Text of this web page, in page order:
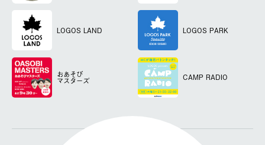
LOGOS LAND LOGOS PARK
おあそび
マスターズ CAMP RADIO